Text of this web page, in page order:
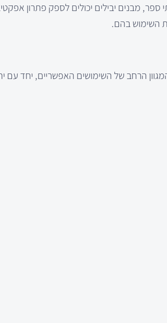
מבנים יבילים יכולים לספק פתרון
השימוש בהם.
הרחב של השימושים האפשריים, יחד עם